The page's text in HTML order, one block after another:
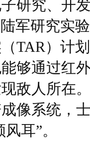
研究、开
陆军研究实
TAR）计
够通过红
敌人所在
像系统，
耳”。